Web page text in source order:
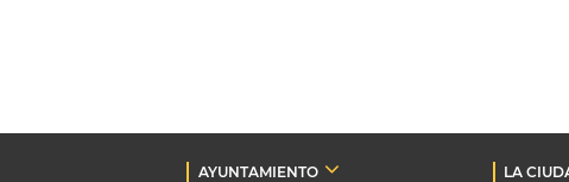
AYUNTAMIENTO LA